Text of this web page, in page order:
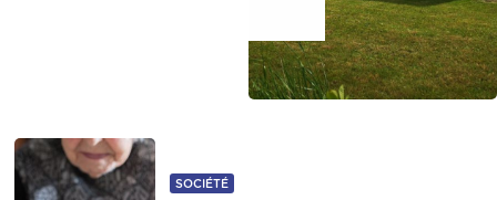
SOCIÉTÉ